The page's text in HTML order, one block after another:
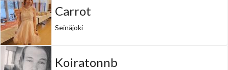
Carrot
Seinäjoki
Koiratonnb